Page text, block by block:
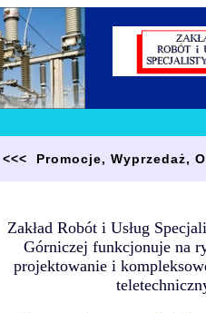
<<< Promocje, Wyprzedaż,
Zakład Robót i Usług
Górniczej funkcjonuje na
projektowanie i